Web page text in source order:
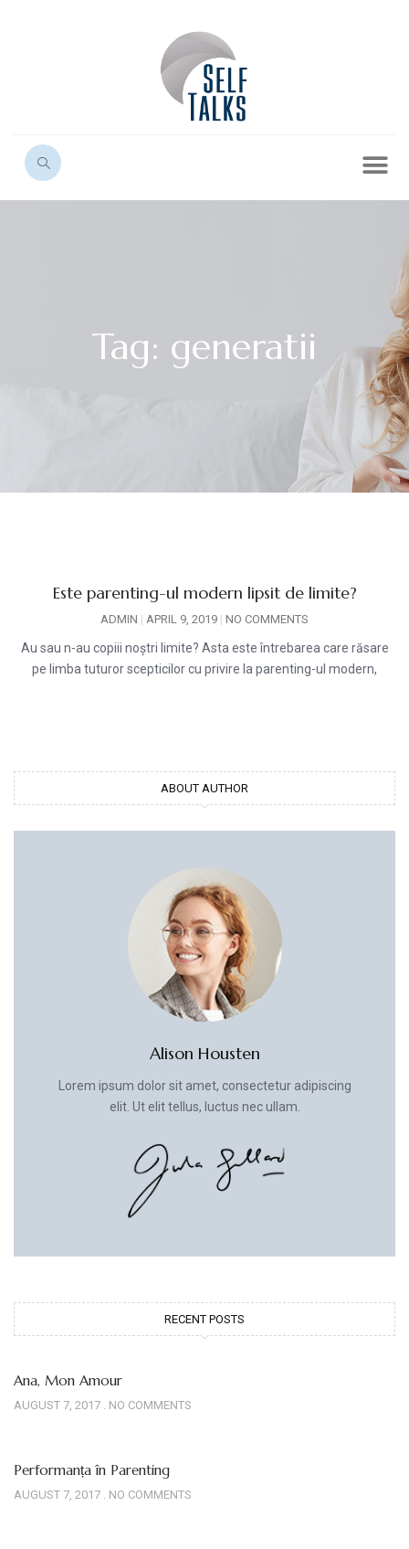
Tag: generatii
Este parenting-ul modern lipsit de limite?
ADMIN APRIL 9, 2019 NO COMMENTS
Au sau n-au copiii noștri limite? Asta este întrebarea care răsare
pe limba tuturor scepticilor cu privire la parenting-ul modern,
ABOUT AUTHOR
Alison Housten
Lorem ipsum dolor sit amet, consectetur adipiscing
elit. Ut elit tellus, luctus nec ullam.
RECENT POSTS
Ana, Mon Amour
AUGUST 7, 2017 NO COMMENTS
Performanța în Parenting
AUGUST 7, 2017 NO COMMENTS